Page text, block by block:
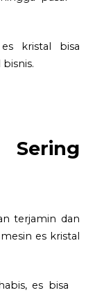
kristal bisa
Sering
terjamin dan
es kristal
es bisa